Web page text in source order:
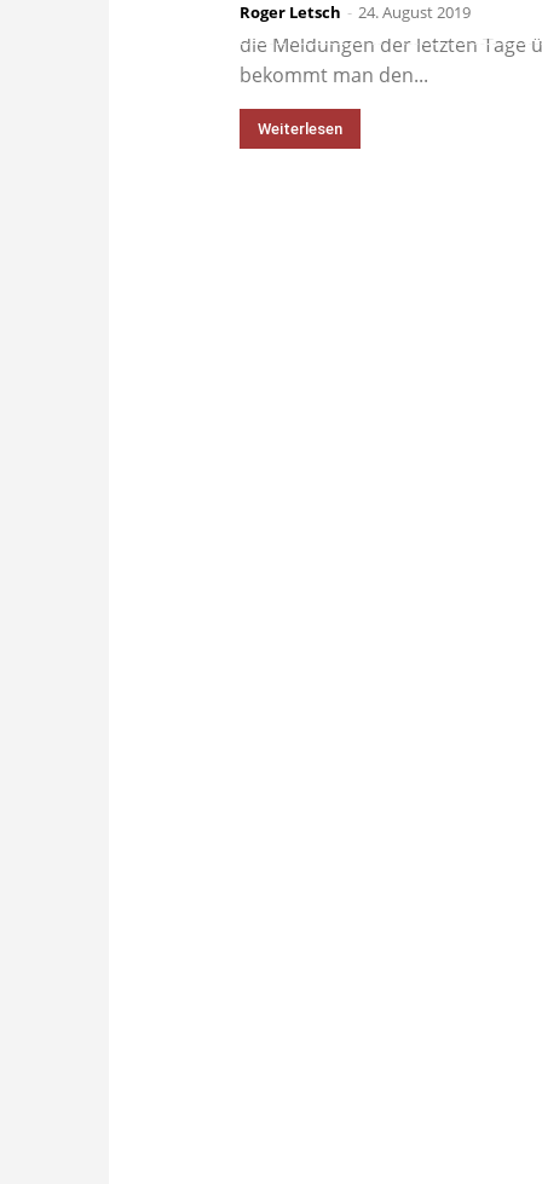
Roger Letsch - 24. August 2019
Hetze und Hitze liegen nicht nur
die Meldungen der letzten Tage
bekommt man den...
Weiterlesen